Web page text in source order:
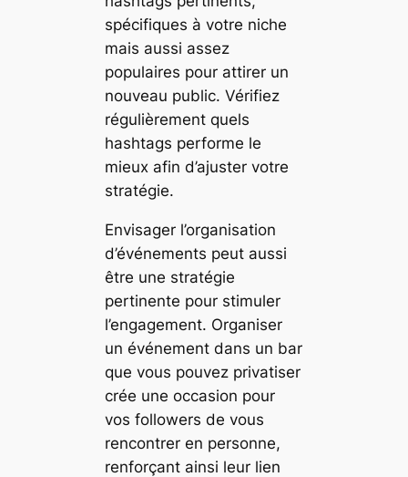
spécifiques à votre niche
mais aussi assez
populaires pour attirer un
nouveau public. Vérifiez
régulièrement quels
hashtags performe le
mieux afin d’ajuster votre
stratégie.
Envisager l’organisation
d’événements peut aussi
être une stratégie
pertinente pour stimuler
l’engagement. Organiser
un événement dans un bar
que vous pouvez privatiser
crée une occasion pour
vos followers de vous
rencontrer en personne,
renforçant ainsi leur lien